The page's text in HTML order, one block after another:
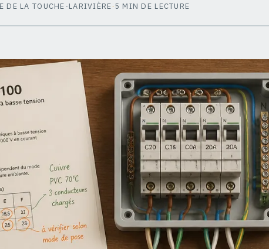
DE LA TOUCHE-LARIVIÈRE·5 MIN DE LECTURE